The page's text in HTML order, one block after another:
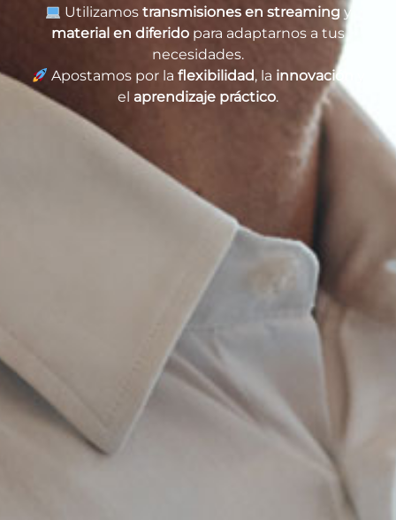
Utilizamos transmisiones en streaming y
material en diferido para adaptarnos a tus
necesidades.
Apostamos por la flexibilidad, la innovación
el aprendizaje práctico.